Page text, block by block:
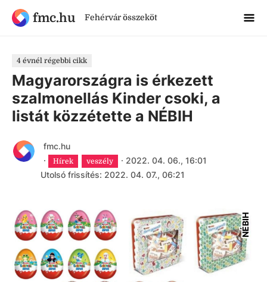
fmc.hu Fehérvár összeköt
4 évnél régebbi cikk
Magyarországra is érkezett
szalmonellás Kinder csoki, a
listát közzétette a NÉBIH
fmc.hu
·
Hírek veszély · 2022. 04. 06., 16:01
Utolsó frissítés: 2022. 04. 07., 06:21
NÉBIH